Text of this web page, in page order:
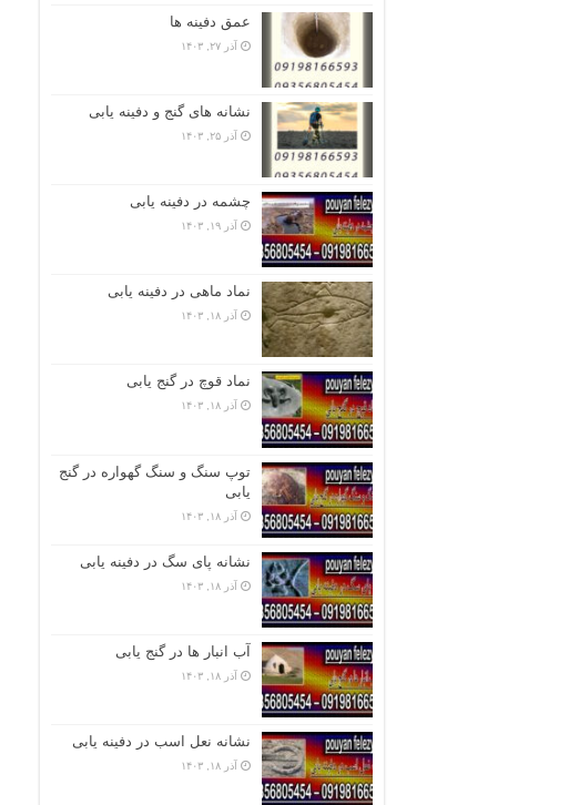
عمق دفینه ها
آذر ۲۷, ۱۴۰۳
نشانه های گنج و دفینه یابی
آذر ۲۵, ۱۴۰۳
چشمه در دفینه یابی
آذر ۱۹, ۱۴۰۳
نماد ماهی در دفینه یابی
آذر ۱۸, ۱۴۰۳
نماد قوچ در گنج یابی
آذر ۱۸, ۱۴۰۳
توپ سنگ و سنگ گهواره در گنج
یابی
آذر ۱۸, ۱۴۰۳
نشانه پای سگ در دفینه یابی
آذر ۱۸, ۱۴۰۳
آب انبار ها در گنج یابی
آذر ۱۸, ۱۴۰۳
نشانه نعل اسب در دفینه یابی
آذر ۱۸, ۱۴۰۳